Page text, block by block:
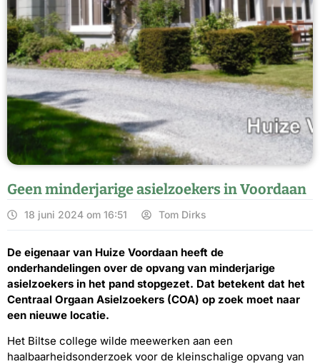
Geen minderjarige asielzoekers in Voordaan
18 juni 2024 om 16:51 Tom Dirks
De eigenaar van Huize Voordaan heeft de
onderhandelingen over de opvang van minderjarige
asielzoekers in het pand stopgezet. Dat betekent dat het
Centraal Orgaan Asielzoekers (COA) op zoek moet naar
een nieuwe locatie.
Het Biltse college wilde meewerken aan een
haalbaarheidsonderzoek voor de kleinschalige opvang van